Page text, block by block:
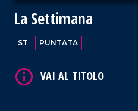
La Settimana
ST PUNTATA
VAI AL TITOLO